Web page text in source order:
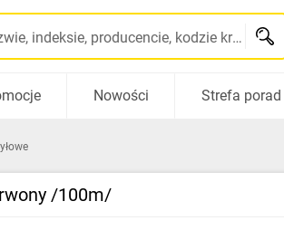
Szukaj po nazwie, indeksie, producencie, kodzie kreskowym...
Nowości Strefa porad
/100m/